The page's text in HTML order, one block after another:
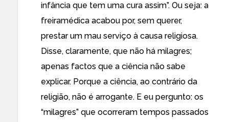
infância que tem uma cura assim”. Ou seja: a
freiramédica acabou por, sem querer,
prestar um mau serviço à causa religiosa.
Disse, claramente, que não há milagres;
apenas factos que a ciência não sabe
explicar. Porque a ciência, ao contrário da
religião, não é arrogante. E eu pergunto: os
“milagres” que ocorreram tempos passados